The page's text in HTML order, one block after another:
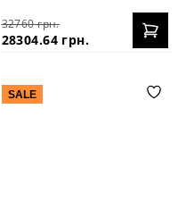
32760 грн.
28304.64 грн.
SALE